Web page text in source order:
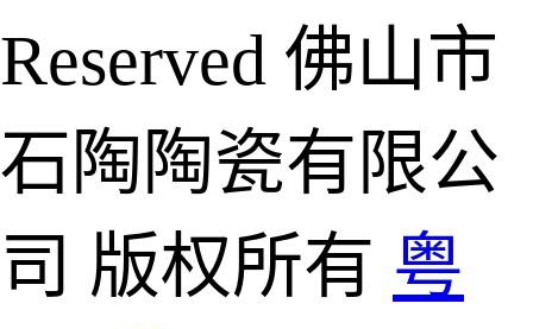
Reserved 佛山市
石陶陶瓷有限公
司 版权所有 粤